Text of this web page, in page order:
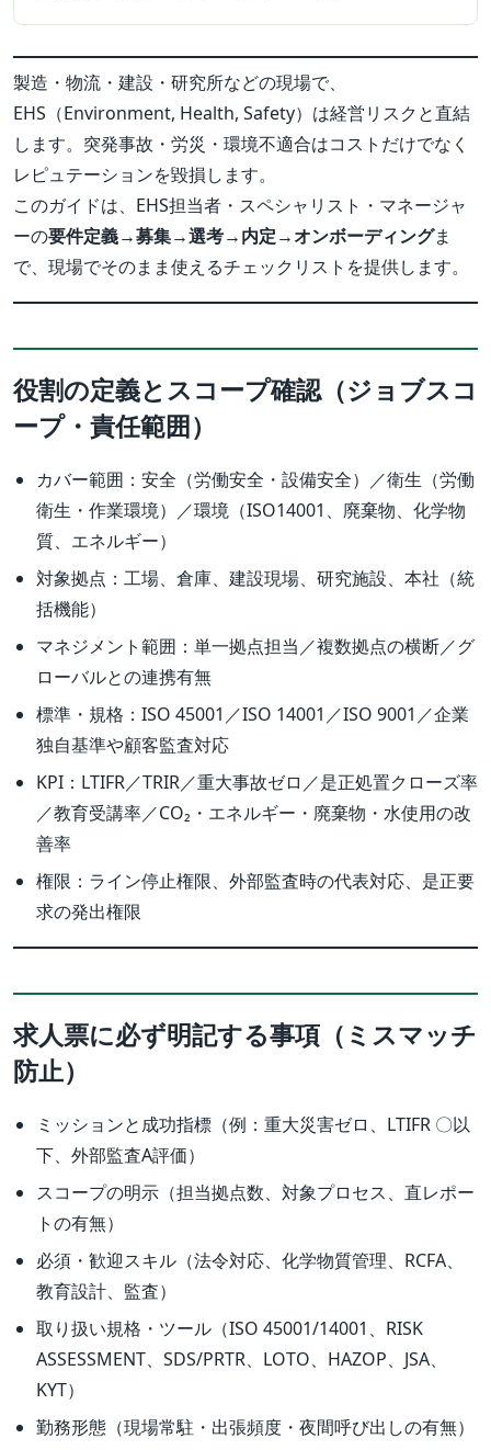
製造・物流・建設・研究所などの現場で、
EHS（Environment, Health, Safety）は経営リスクと直結
します。突発事故・労災・環境不適合はコストだけでなく
レピュテーションを毀損します。
このガイドは、EHS担当者・スペシャリスト・マネージャ
ーの要件定義→募集→選考→内定→オンボーディングま
で、現場でそのまま使えるチェックリストを提供します。
役割の定義とスコープ確認（ジョブスコ
ープ・責任範囲）
カバー範囲：安全（労働安全・設備安全）／衛生（労働
衛生・作業環境）／環境（ISO14001、廃棄物、化学物
質、エネルギー）
対象拠点：工場、倉庫、建設現場、研究施設、本社（統
括機能）
マネジメント範囲：単一拠点担当／複数拠点の横断／グ
ローバルとの連携有無
標準・規格：ISO 45001／ISO 14001／ISO 9001／企業
独自基準や顧客監査対応
KPI：LTIFR／TRIR／重大事故ゼロ／是正処置クローズ率
／教育受講率／CO₂・エネルギー・廃棄物・水使用の改
善率
権限：ライン停止権限、外部監査時の代表対応、是正要
求の発出権限
求人票に必ず明記する事項（ミスマッチ
防止）
ミッションと成功指標（例：重大災害ゼロ、LTIFR 〇以
下、外部監査A評価）
スコープの明示（担当拠点数、対象プロセス、直レポー
トの有無）
必須・歓迎スキル（法令対応、化学物質管理、RCFA、
教育設計、監査）
取り扱い規格・ツール（ISO 45001/14001、RISK
ASSESSMENT、SDS/PRTR、LOTO、HAZOP、JSA、
KYT）
勤務形態（現場常駐・出張頻度・夜間呼び出しの有無）